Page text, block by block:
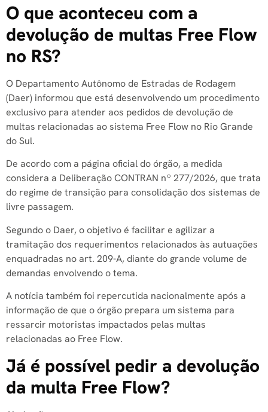
O que aconteceu com a
devolução de multas Free Flow
no RS?
O Departamento Autônomo de Estradas de Rodagem
(Daer) informou que está desenvolvendo um procedimento
exclusivo para atender aos pedidos de devolução de
multas relacionadas ao sistema Free Flow no Rio Grande
do Sul.
De acordo com a página oficial do órgão, a medida
considera a Deliberação CONTRAN nº 277/2026, que trata
do regime de transição para consolidação dos sistemas de
livre passagem.
Segundo o Daer, o objetivo é facilitar e agilizar a
tramitação dos requerimentos relacionados às autuações
enquadradas no art. 209-A, diante do grande volume de
demandas envolvendo o tema.
A notícia também foi repercutida nacionalmente após a
informação de que o órgão prepara um sistema para
ressarcir motoristas impactados pelas multas
relacionadas ao Free Flow.
Já é possível pedir a devolução
da multa Free Flow?